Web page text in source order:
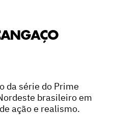
da série do Prime
brasileiro em
ação e realismo.